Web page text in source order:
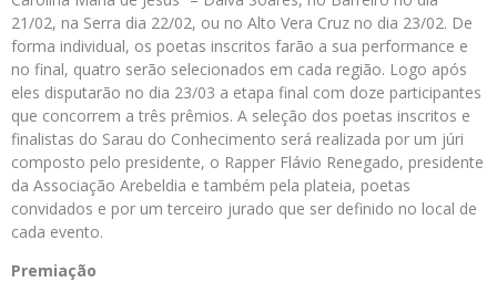
21/02, na Serra dia 22/02, ou no Alto Vera Cruz no dia 23/02. De
forma individual, os poetas inscritos farão a sua performance e
no final, quatro serão selecionados em cada região. Logo após
eles disputarão no dia 23/03 a etapa final com doze participantes
que concorrem a três prêmios. A seleção dos poetas inscritos e
finalistas do Sarau do Conhecimento será realizada por um júri
composto pelo presidente, o Rapper Flávio Renegado, presidente
da Associação Arebeldia e também pela plateia, poetas
convidados e por um terceiro jurado que ser definido no local de
cada evento.
Premiação